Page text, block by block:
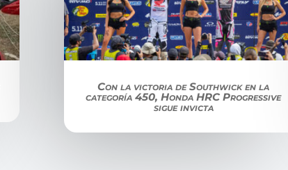
Con la victoria de Southwick en la
categoría 450, Honda HRC Progressive
sigue invicta